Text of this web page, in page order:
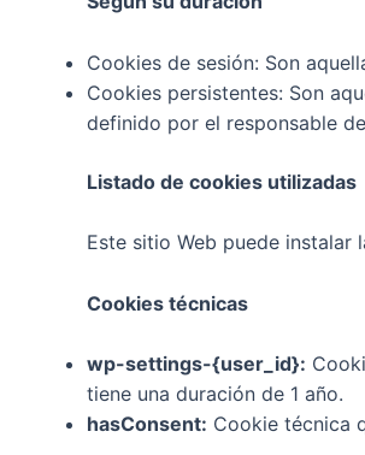
Cookies de sesión: Son
Cookies persistentes: Son
definido por el responsable
Listado de cookies utilizadas
Este sitio Web puede instalar
Cookies técnicas
wp-settings-{user_id}:
tiene una duración de 1 año.
hasConsent: Cookie técnica